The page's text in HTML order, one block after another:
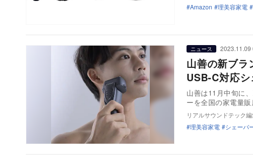
Amazon
理美容家電
ニュース 2023.11.09
山善の新ブラ
USB-C対応
山善は11月中旬に
ーを全国の家電量
リアルサウンドテック
理美容家電
シェーバ